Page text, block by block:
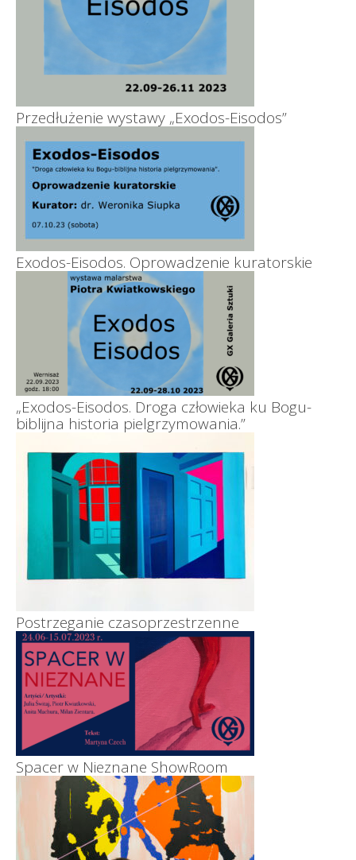
Przedłużenie wystawy „Exodos-Eisodos”
Exodos-Eisodos. Oprowadzenie kuratorskie
„Exodos-Eisodos. Droga człowieka ku Bogu-
biblijna historia pielgrzymowania.”
Postrzeganie czasoprzestrzenne
Spacer w Nieznane ShowRoom